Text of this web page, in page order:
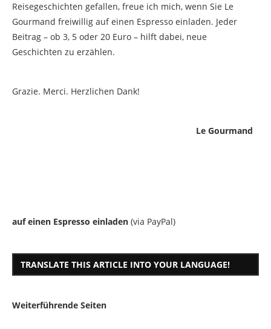
Reisegeschichten gefallen, freue ich mich, wenn Sie Le
Gourmand freiwillig auf einen Espresso einladen. Jeder
Beitrag – ob 3, 5 oder 20 Euro – hilft dabei, neue
Geschichten zu erzählen.
Grazie. Merci. Herzlichen Dank!
Le Gourmand
auf einen Espresso einladen (via PayPal)
TRANSLATE THIS ARTICLE INTO YOUR LANGUAGE!
Weiterführende Seiten